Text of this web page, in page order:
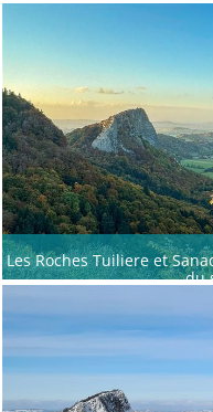
Les Roches Tuiliere et
du